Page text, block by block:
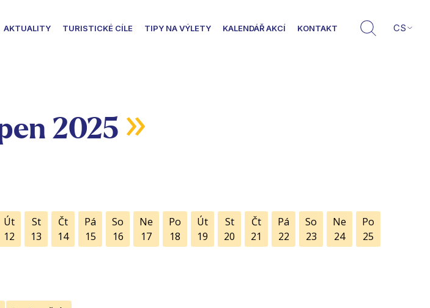
AKTUALITY TURISTICKÉ CÍLE TIPY NA VÝLETY KALENDÁŘ AKCÍ KONTAKT CS
2025 »
Út
12
St
13
Čt
14
Pá
15
So
16
Ne
17
Po
18
Út
19
St
20
Čt
21
Pá
22
So
23
Ne
24
Po
25